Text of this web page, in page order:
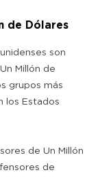
de Dólares
son
Millón de
grupos más
los Estados
de Un Millón
de